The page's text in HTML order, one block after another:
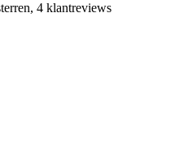
4 klantreviews